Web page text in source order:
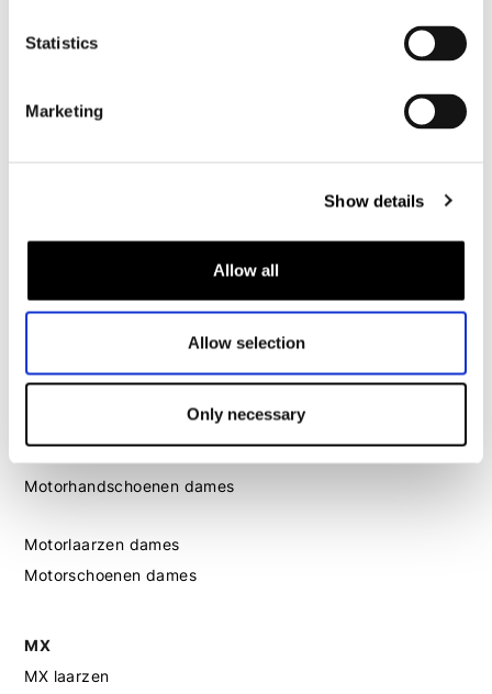
Statistics
Marketing
Show details
Allow all
Allow selection
Only necessary
Motorschoenen heren
Motorjas dames
Motorpak dames
Motor leggings dames
Motorhandschoenen dames
Motorlaarzen dames
Motorschoenen dames
MX
MX laarzen